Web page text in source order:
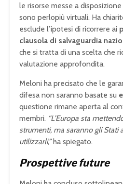
le risorse messe a
sono perlopiù virtuali. Ha
esclude l’ipotesi di ricorrere ai
clausola di salvaguardia
che si tratta di una scelta che
valutazione approfondita.
Meloni ha precisato che le
difesa non saranno basate su
questione rimane aperta al
membri. “L’Europa sta
strumenti, ma saranno gli Stati
utilizzarli,”ha spiegato.
Prospettive future